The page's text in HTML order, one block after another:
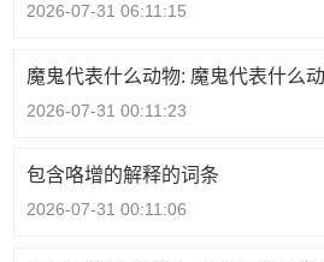
2026-07-31 06:11:15
2026-07-31 00:11:23
包含咯增的解释的词条
2026-07-31 00:11:06